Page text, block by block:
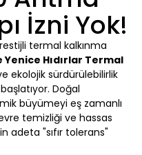
İzni Yok!
termal kalkınma
Hıdırlar Termal
ekolojik sürdürülebilirlik
Doğal
büyümeyi eş zamanlı
temizliği ve hassas
adeta "sıfır tolerans"